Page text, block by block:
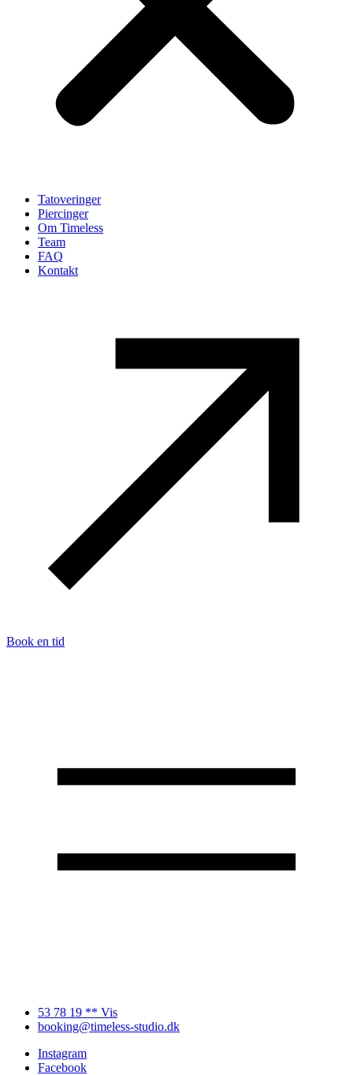
Tatoveringer
Piercinger
Om Timeless
Team
FAQ
Kontakt
Book en tid
53 78 19 ** Vis
booking@timeless-studio.dk
Instagram
Facebook